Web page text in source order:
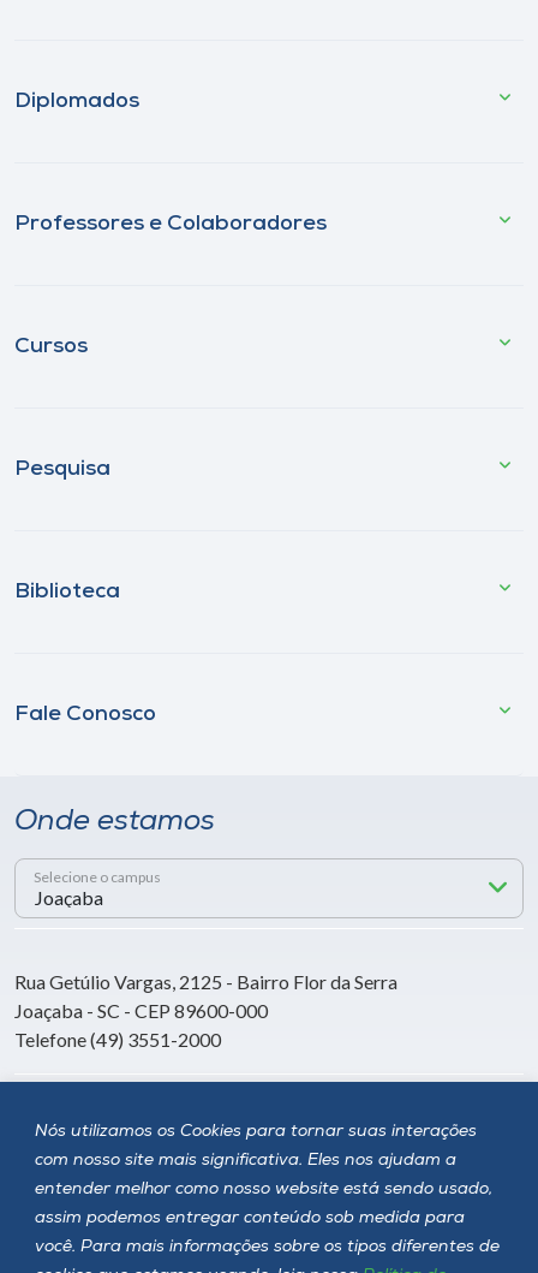
Nós utilizamos os Cookies para tornar suas interações
com nosso site mais significativa. Eles nos ajudam a
entender melhor como nosso website está sendo usado,
assim podemos entregar conteúdo sob medida para
você. Para mais informações sobre os tipos diferentes de
Diplomados
Professores e Colaboradores
Cursos
Pesquisa
Biblioteca
Fale Conosco
Onde estamos
Selecione o campus
Rua Getúlio Vargas, 2125 - Bairro Flor da Serra
Joaçaba - SC - CEP 89600-000
Telefone (49) 3551-2000
Siga a Unoesc